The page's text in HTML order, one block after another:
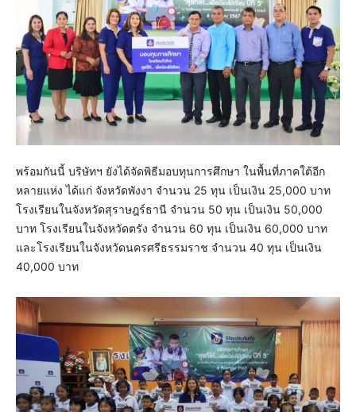
พร้อมกันนี้ บริษัทฯ ยังได้จัดพิธีมอบทุนการศึกษา ในพื้นที่ภาคใต้อีก
หลายแห่ง ได้แก่ จังหวัดพังงา จำนวน 25 ทุน เป็นเงิน 25,000 บาท
โรงเรียนในจังหวัดสุราษฎร์ธานี จำนวน 50 ทุน เป็นเงิน 50,000
บาท โรงเรียนในจังหวัดตรัง จำนวน 60 ทุน เป็นเงิน 60,000 บาท
และโรงเรียนในจังหวัดนครศรีธรรมราช จำนวน 40 ทุน เป็นเงิน
40,000 บาท